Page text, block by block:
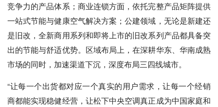
竞争力的产品体系；商业连锁方面，依托完整产品矩阵提供
一站式节能与健康空气解决方案；公建领域，无论是新建还
是旧改，全新商用系列和即将上市的旧改系列产品都具备突
出的节能与舒适优势。区域布局上，在深耕华东、华南成熟
市场的同时，加速渠道下沉，深度布局三四线城市。
“让每一个出货都对应一个真实的用户需求，让每一个经销
商都能实现稳健经营，让松下中央空调真正成为中国家庭和